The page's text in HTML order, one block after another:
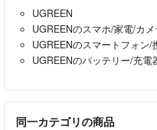
UGREEN
UGREENのスマホ/家電/カメ
UGREENのスマートフォン/
UGREENのバッテリー/充電
同一カテゴリの商品